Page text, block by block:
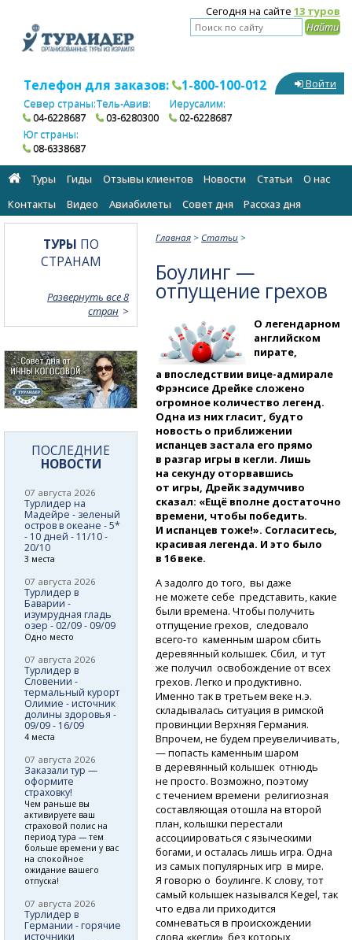
Сегодня на сайте 13 туров
Телефон для заказов: 1-800-100-012
Север страны:
04-6228687
Тель-Авив:
03-6280300
Иерусалим:
02-6228687
Юг страны:
08-6338687
Войти
Туры Гиды Отзывы клиентов Новости Статьи
О нас
Контакты
Видео Авиабилеты Cовет дня Рассказ дня
Главная > Статьи >
Боулинг —
отпущение грехов
О легендарном
английском
пирате,
а впоследствии вице-адмирале
Фрэнсисе Дрейке сложено
огромное количество легенд.
Одна из них гласит, будто
новость о приближении
испанцев застала его прямо
в разгар игры в кегли. Лишь
на секунду оторвавшись
от игры, Дрейк задумчиво
сказал: «Ещё вполне достаточно
времени, чтобы победить.
И испанцев тоже!». Согласитесь,
красивая легенда. И это было
в 16 веке.
А задолго до того, вы даже
не можете себе представить, какие
были времена. Чтобы получить
отпущение грехов, следовало
всего-то каменным шаром сбить
деревянный колышек. Сбил, и тут
же получил освобождение от всех
грехов. Легко и продуктивно.
Именно так в третьем веке н.э.
складывалась ситуация в римской
провинции Верхняя Германия.
Впрочем, не будем преувеличивать,
— попасть каменным шаром
в деревянный колышек отнюдь
не просто. Возможно, поэтому
с течением времени религиозная
составляющая отошла на второй
план, колышки перестали
ассоциироваться с языческими
богами, и осталась лишь игра. Одна
из самых популярных игр в мире.
Я говорю о боулинге. К слову, тот
самый колышек назывался Kegel, так
что едва ли приходится
сомневаться в происхождении
слова «кегли», без которых
ТУРЫ ПО
СТРАНАМ
Развернуть все 8
стран
ПОСЛЕДНИЕ
НОВОСТИ
07 августа 2026
Турлидер на
Мадейре - зеленый
остров в океане - 5*
- 10 дней - 11/10 -
20/10
3 места
07 августа 2026
Турлидер в
Баварии -
изумрудная гладь
озер - 02/09 - 09/09
Одно место
07 августа 2026
Турлидер в
Словении -
термальный курорт
Олимие - источник
долины здоровья -
09/09 - 16/09
4 места
07 августа 2026
Заказали тур —
оформите
страховку!
Чем раньше вы
активируете ваш
страховой полис на
период тура — тем
больше времени у вас
на спокойное
ожидание вашего
отпуска!
07 августа 2026
Турлидер в
Германии - горячие
источники